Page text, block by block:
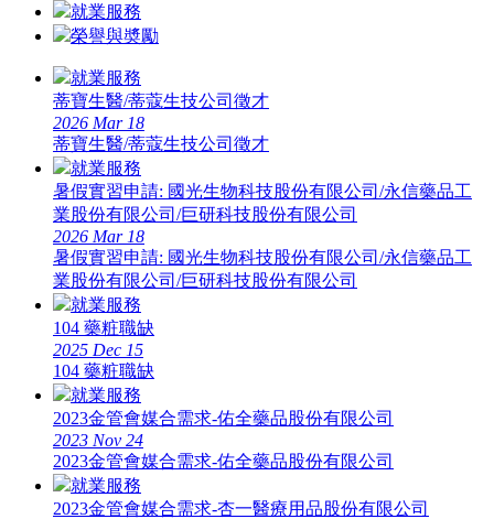
就業服務
榮譽與奬勵
就業服務
蒂寶生醫/蒂蔻生技公司徵才
2026 Mar 18
蒂寶生醫/蒂蔻生技公司徵才
就業服務
暑假實習申請: 國光生物科技股份有限公司/永信藥品工
業股份有限公司/巨研科技股份有限公司
2026 Mar 18
暑假實習申請: 國光生物科技股份有限公司/永信藥品工
業股份有限公司/巨研科技股份有限公司
就業服務
104 藥粧職缺
2025 Dec 15
104 藥粧職缺
就業服務
2023金管會媒合需求-佑全藥品股份有限公司
2023 Nov 24
2023金管會媒合需求-佑全藥品股份有限公司
就業服務
2023金管會媒合需求-杏一醫療用品股份有限公司